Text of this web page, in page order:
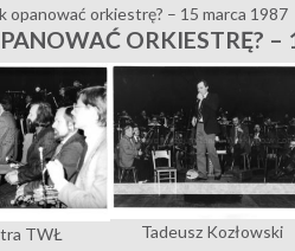
opanować orkiestrę? – 15 marca 1987
ORKIESTRĘ? –
TWŁ Tadeusz Kozłowski